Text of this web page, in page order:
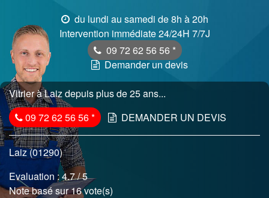
du lundi au samedi de 8h à 20h
Intervention immédiate 24/24H 7/7J
09 72 62 56 56 *
Demander un devis
Vitrier à Laiz depuis plus de 25 ans...
09 72 62 56 56* DEMANDER UN DEVIS
Laiz (01290)
Evaluation :4.7/ 5
Note basé sur 16 vote(s)